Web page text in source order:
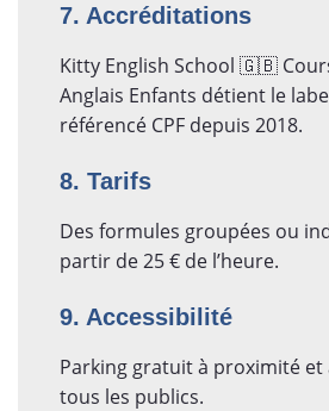
7. Accréditations
Kitty English School 🇬🇧
Anglais Enfants détient le
référencé CPF depuis 2018.
8. Tarifs
Des formules groupées ou
partir de 25 € de l’heure.
9. Accessibilité
Parking gratuit à proximité et
tous les publics.